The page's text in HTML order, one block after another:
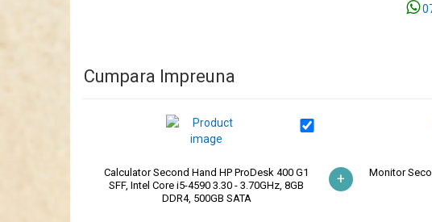
Cumpara Impreuna
Calculator Second Hand HP ProDesk 400 G1
SFF, Intel Core i5-4590 3.30 - 3.70GHz, 8GB
DDR4, 500GB SATA
+
Monitor